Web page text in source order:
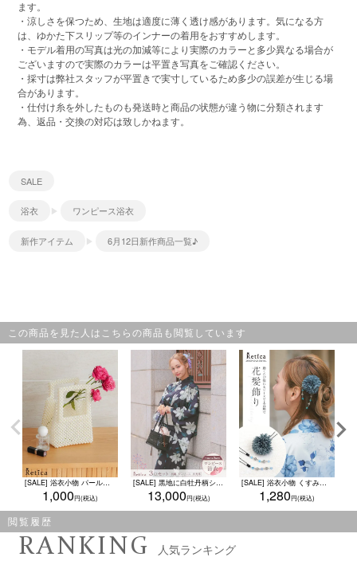
ます。
・涼しさを保つため、生地は適度に薄く透け感があります。気になる方
は、ゆかた下スリップ等のインナーの着用をおすすめします。
・モデル着用の写真は光の加減等により実際のカラーと多少異なる場合が
ございますので実際のカラーは平置き写真をご確認ください。
・採寸は弊社スタッフが平置きで実寸しているため多少の誤差が生じる場
合があります。
・仕付け糸を外したものも発送時と商品の状態が違う物に分類されます
為、返品・交換の対応は致しかねます。
SALE
浴衣 ワンピース浴衣
新作アイテム 6月12日新作商品一覧♪
この商品を見た人はこちらの商品も閲覧しています
[SALE] 浴衣小物 パールスクエアハンドバッグ(オフホワイト)
1,000
[SALE] 黒地に白牡丹柄シック2wayワンピース浴衣3点セット（羽織＋キャミワンピ＋兵児帯）
13,000
[SALE] 浴衣小物 くすみカラーポンポンマム垂れキラキラビジュー髪飾り 3点セット(ダスティピンク/パープル/ミントグレー/スモークブルー)
1,280
閲覧履歴
RANKING 人気ランキング